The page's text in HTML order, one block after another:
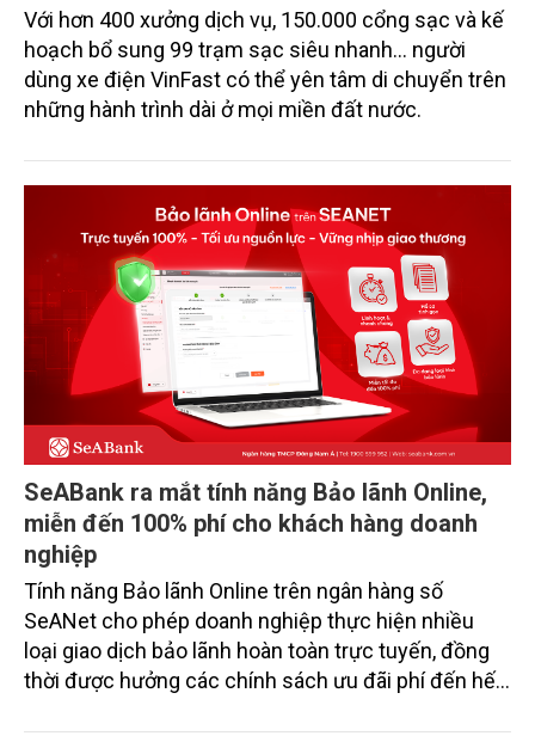
Với hơn 400 xưởng dịch vụ, 150.000 cổng sạc và kế
hoạch bổ sung 99 trạm sạc siêu nhanh… người
dùng xe điện VinFast có thể yên tâm di chuyển trên
những hành trình dài ở mọi miền đất nước.
SeABank ra mắt tính năng Bảo lãnh Online,
miễn đến 100% phí cho khách hàng doanh
nghiệp
Tính năng Bảo lãnh Online trên ngân hàng số
SeANet cho phép doanh nghiệp thực hiện nhiều
loại giao dịch bảo lãnh hoàn toàn trực tuyến, đồng
thời được hưởng các chính sách ưu đãi phí đến hết